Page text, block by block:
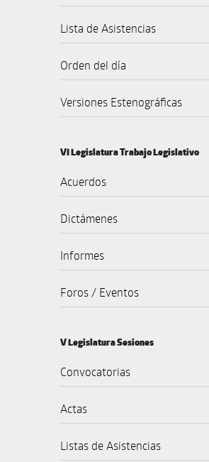
Lista de Asistencias
Orden del día
Versiones Estenográficas
VI Legislatura Trabajo Legislativo
Acuerdos
Dictámenes
Informes
Foros / Eventos
V Legislatura Sesiones
Convocatorias
Actas
Listas de Asistencias